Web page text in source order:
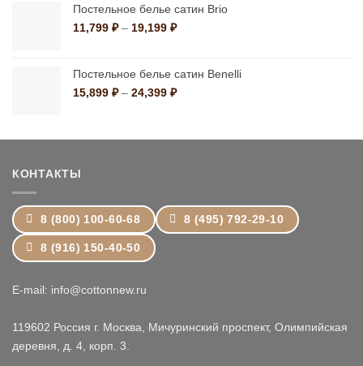
–
19,199 ₽
Постельное белье сатин Brio
11,799 ₽ – 19,199 ₽Диапазон
–
19,199 ₽
Постельное белье сатин Benelli
15,899 ₽ – 24,399 ₽Диапазон
–
КОНТАКТЫ
8 (800) 100-60-68 8 (495) 792-29-10
8 (916) 150-40-50
E-mail: info@cottonnew.ru
119602 Россия г. Москва, Мичуринский проспект, Олимпийская
деревня, д. 4, корп. 3.